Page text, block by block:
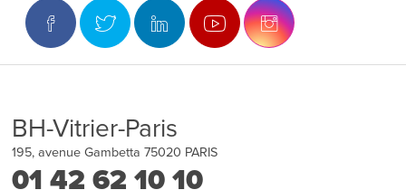
BH-Vitrier-Paris
195, avenue Gambetta 75020 PARIS
01 42 62 10 10